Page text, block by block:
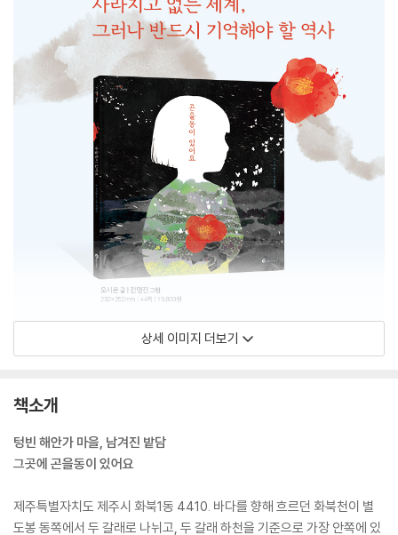
상세 이미지 더보기
책소개
텅빈 해안가 마을, 남겨진 밭담
그곳에 곤을동이 있어요
제주특별자치도 제주시 화북1동 4410. 바다를 향해 흐르던 화북천이 별
도봉 동쪽에서 두 갈래로 나뉘고, 두 갈래 하천을 기준으로 가장 안쪽에 있